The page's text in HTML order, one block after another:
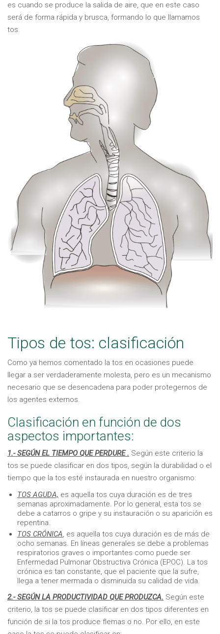
es cuando se produce la salida de aire, que en este caso
será de forma rápida y brusca, formando lo que llamamos
tos.
Tipos de tos: clasificación
Como ya hemos comentado la tos en ocasiones puede
llegar a ser verdaderamente molesta, pero es un mecanismo
necesario que se desencadena para poder protegernos de
los agentes externos.
Clasificación en función de dos
aspectos importantes:
1.- SEGÚN EL TIEMPO QUE PERDURE . Según este criterio la
tos se puede clasificar en dos tipos, según la durabilidad o el
tiempo que la tos esté instaurada en nuestro organismo:
TOS AGUDA, es aquella tos cuya duración es de tres
semanas aproximadamente. Por lo general, esta tos se
debe a catarros o gripe y su instauración o su aparición es
repentina.
TOS CRÓNICA, es aquella tos cuya duración es de más de
ocho semanas. En líneas generales se debe a problemas
respiratorios graves o importantes como puede ser
Enfermedad Pulmonar Obstructiva Crónica (EPOC). La tos
crónica es tan constante, que el paciente que la sufre,
llega a tener mermada o disminuida su calidad de vida.
2.- SEGÚN LA PRODUCTIVIDAD QUE PRODUZCA. Según este
criterio, la tos se puede clasificar en dos tipos diferentes en
función de si la tos produce flemas o no. Por ello, en este